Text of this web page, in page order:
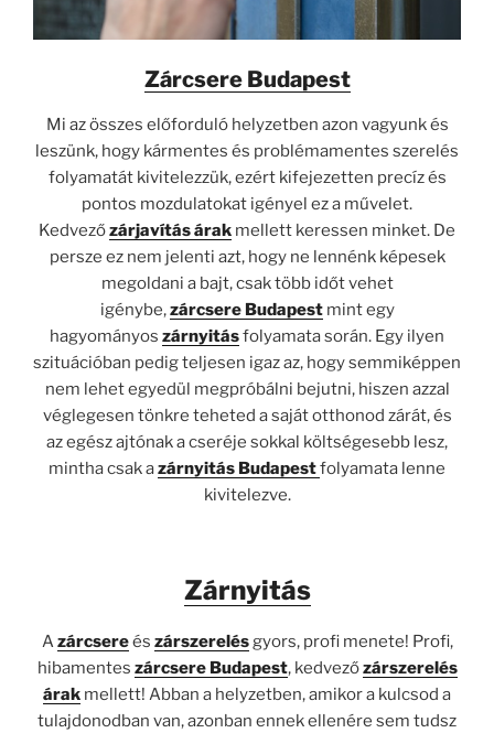
Zárcsere Budapest
Mi az összes előforduló helyzetben azon vagyunk és
leszünk, hogy kármentes és problémamentes szerelés
folyamatát kivitelezzük, ezért kifejezetten precíz és
pontos mozdulatokat igényel ez a művelet.
Kedvezőzárjavítás árak mellett keressen minket. De
persze ez nem jelenti azt, hogy ne lennénk képesek
megoldani a bajt, csak több időt vehet
igénybe,zárcsere Budapestmint egy
hagyományos zárnyitásfolyamata során. Egy ilyen
szituációban pedig teljesen igaz az, hogy semmiképpen
nem lehet egyedül megpróbálni bejutni, hiszen azzal
véglegesen tönkre teheted a saját otthonod zárát, és
az egész ajtónak a cseréje sokkal költségesebb lesz,
mintha csak azárnyitás Budapestfolyamata lenne
kivitelezve.
Zárnyitás
Azárcsereés zárszerelésgyors, profi menete! Profi,
hibamentes zárcsere Budapest, kedvezőzárszerelés
árak mellett! Abban a helyzetben, amikor a kulcsod a
tulajdonodban van, azonban ennek ellenére sem tudsz